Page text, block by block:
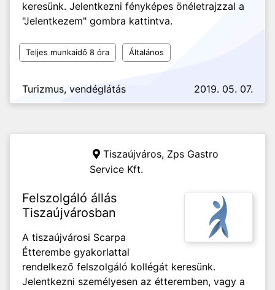
keresünk. Jelentkezni fényképes önéletrajzzal a
"Jelentkezem" gombra kattintva.
Teljes munkaidő 8 óra Általános
Turizmus, vendéglátás 2019. 05. 07.
Tiszaújváros, Zps Gastro
Service Kft.
Felszolgáló állás
Tiszaújvárosban
A tiszaújvárosi Scarpa
Étterembe gyakorlattal
rendelkező felszolgáló kollégát keresünk.
Jelentkezni személyesen az étteremben, vagy a